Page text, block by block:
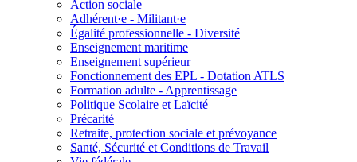
Action sociale
Adhérent·e - Militant·e
Égalité professionnelle - Diversité
Enseignement maritime
Enseignement supérieur
Fonctionnement des EPL - Dotation ATLS
Formation adulte - Apprentissage
Politique Scolaire et Laïcité
Précarité
Retraite, protection sociale et prévoyance
Santé, Sécurité et Conditions de Travail